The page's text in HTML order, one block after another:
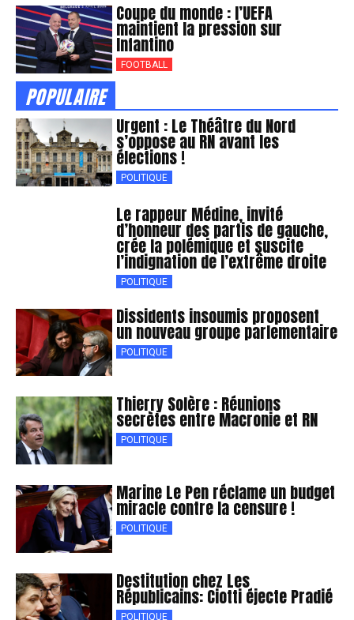
Coupe du monde : l’UEFA
maintient la pression sur
Infantino
FOOTBALL
POPULAIRE
Urgent : Le Théâtre du Nord
s’oppose au RN avant les
élections !
POLITIQUE
Le rappeur Médine, invité
d’honneur des partis de gauche,
crée la polémique et suscite
l’indignation de l’extrême droite
POLITIQUE
Dissidents insoumis proposent
un nouveau groupe parlementaire
POLITIQUE
Thierry Solère : Réunions
secrètes entre Macronie et RN
POLITIQUE
Marine Le Pen réclame un budget
miracle contre la censure !
POLITIQUE
Destitution chez Les
Républicains: Ciotti éjecte Pradié
POLITIQUE